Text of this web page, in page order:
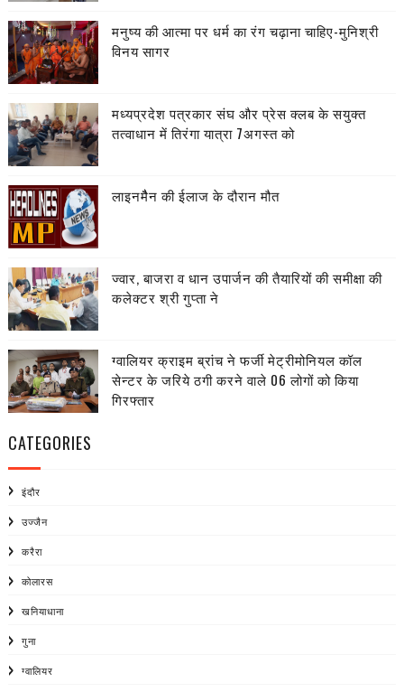
मनुष्य की आत्मा पर धर्म का रंग चढ़ाना चाहिए-मुनिश्री
विनय सागर
मध्यप्रदेश पत्रकार संघ और प्रेस क्लब के सयुक्त
तत्वाधान में तिरंगा यात्रा 7अगस्त को
लाइनमैैन की ईलाज के दौरान मौत
ज्वार, बाजरा व धान उपार्जन की तैयारियों की समीक्षा की
कलेक्टर श्री गुप्ता ने
ग्वालियर क्राइम ब्रांच ने फर्जी मेट्रीमोनियल कॉल
सेन्टर के जरिये ठगी करने वाले 06 लोगों को किया
गिरफ्तार
CATEGORIES
इंदौर
उज्जैन
करैरा
कोलारस
खनियाधाना
गुना
ग्वालियर